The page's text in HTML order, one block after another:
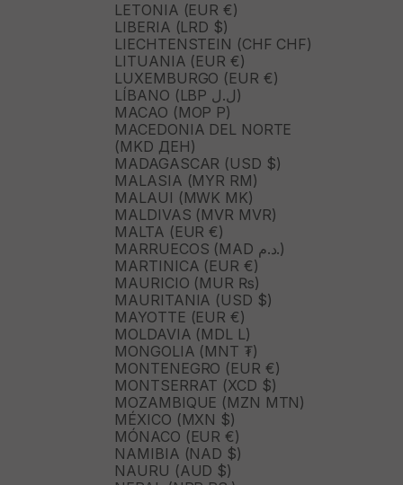
LETONIA (EUR €)
LIBERIA (LRD $)
LIECHTENSTEIN (CHF CHF)
LITUANIA (EUR €)
LUXEMBURGO (EUR €)
LÍBANO (LBP ل.ل)
MACAO (MOP P)
MACEDONIA DEL NORTE
(MKD ДЕН)
MADAGASCAR (USD $)
MALASIA (MYR RM)
MALAUI (MWK MK)
MALDIVAS (MVR MVR)
MALTA (EUR €)
MARRUECOS (MAD د.م.)
MARTINICA (EUR €)
MAURICIO (MUR ₨)
MAURITANIA (USD $)
MAYOTTE (EUR €)
MOLDAVIA (MDL L)
MONGOLIA (MNT ₮)
MONTENEGRO (EUR €)
MONTSERRAT (XCD $)
MOZAMBIQUE (MZN MTN)
MÉXICO (MXN $)
MÓNACO (EUR €)
NAMIBIA (NAD $)
NAURU (AUD $)